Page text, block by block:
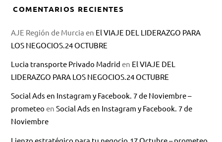
COMENTARIOS RECIENTES
AJE Región de Murcia en El VIAJE DEL LIDERAZGO PARA
LOS NEGOCIOS.24 OCTUBRE
Lucia transporte Privado Madrid en El VIAJE DEL
LIDERAZGO PARA LOS NEGOCIOS.24 OCTUBRE
Social Ads en Instagram y Facebook. 7 de Noviembre –
prometeo enSocial Ads en Instagram y Facebook. 7 de
Noviembre
Lienzo estratégico para tu negocio.17 Octubre – prometeo